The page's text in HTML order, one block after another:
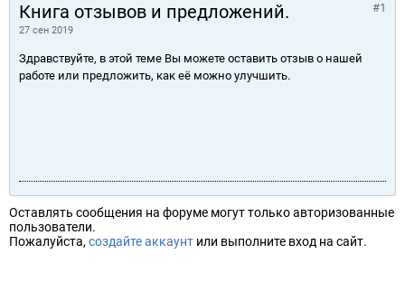
Книга отзывов и предложений.
27 сен 2019
#1
Здравствуйте, в этой теме Вы можете оставить отзыв о нашей
работе или предложить, как её можно улучшить.
Оставлять сообщения на форуме могут только авторизованные
пользователи.
Пожалуйста, создайте аккаунт или выполните вход на сайт.